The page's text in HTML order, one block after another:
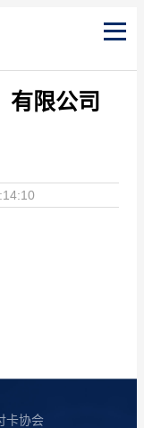
有限公司
卡协会